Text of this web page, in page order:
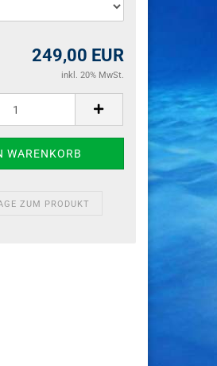
249,00 EUR
inkl. 20% MwSt.
ZUM PRODUKT